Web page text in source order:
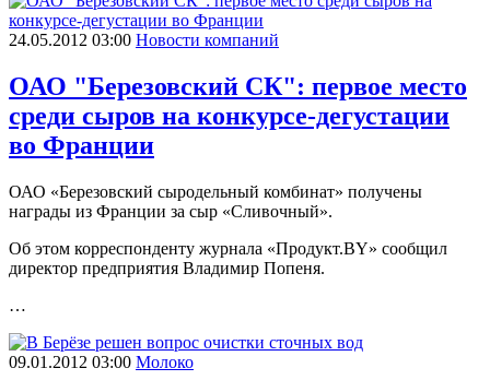
24.05.2012 03:00 Новости компаний
ОАО "Березовский СК": первое место
среди сыров на конкурсе-дегустации
во Франции
ОАО «Березовский сыродельный комбинат» получены
награды из Франции за сыр «Сливочный».
Об этом корреспонденту журнала «Продукт.BY» сообщил
директор предприятия Владимир Попеня.
…
09.01.2012 03:00 Молоко